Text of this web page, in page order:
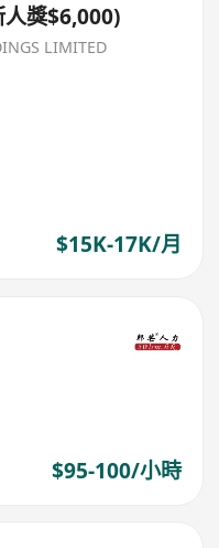
獎$6,000)
LIMITED
$15K-17K/月
$95-100/小時